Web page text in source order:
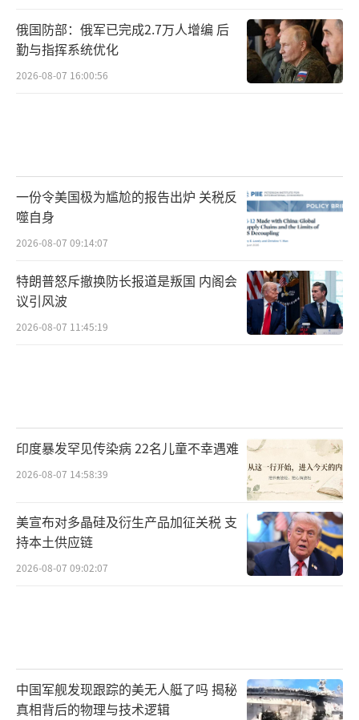
俄国防部：俄军已完成2.7万人增编 后
勤与指挥系统优化
2026-08-07 16:00:56
一份令美国极为尴尬的报告出炉 关税反
噬自身
2026-08-07 09:14:07
特朗普怒斥撤换防长报道是叛国 内阁会
议引风波
2026-08-07 11:45:19
印度暴发罕见传染病 22名儿童不幸遇难
2026-08-07 14:58:39
美宣布对多晶硅及衍生产品加征关税 支
持本土供应链
2026-08-07 09:02:07
中国军舰发现跟踪的美无人艇了吗 揭秘
真相背后的物理与技术逻辑